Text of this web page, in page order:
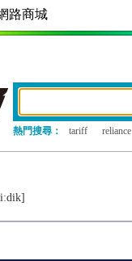
路商城
熱門搜尋： tariff reliance